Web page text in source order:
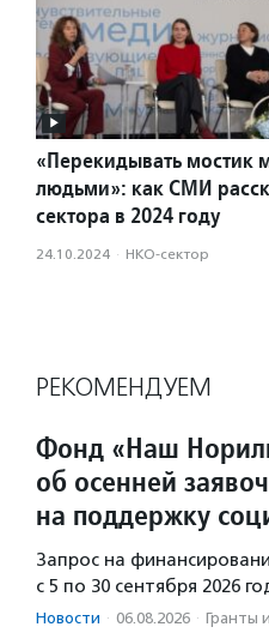
«Перекидывать
людьми»: как СМИ
сектора в 2024 году
24.10.2024 · НКО-сектор
РЕКОМЕНДУЕМ
Фонд «Наш
об осенней
на поддержку
Запрос на
с 5 по 30 сентября 2026
Новости · 06.08.2026 · Гранты